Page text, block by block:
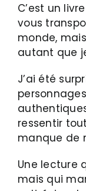
C’est un
vous
monde,
autant que
J’ai été
ressentir
manque de
Une lecture
mais qui